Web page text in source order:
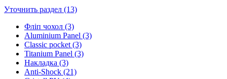
Уточнить раздел (13)
Фліп чохол (3)
Aluminium Panel (3)
Classic pocket (3)
Titanium Panel (3)
Накладка (3)
Anti-Shock (21)